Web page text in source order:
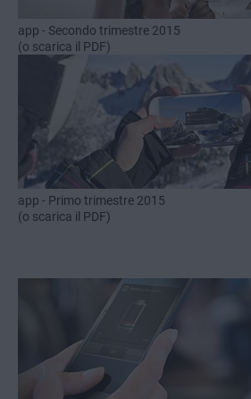
app - Secondo trimestre 2015
(o scarica il PDF)
app - Primo trimestre 2015
(o scarica il PDF)